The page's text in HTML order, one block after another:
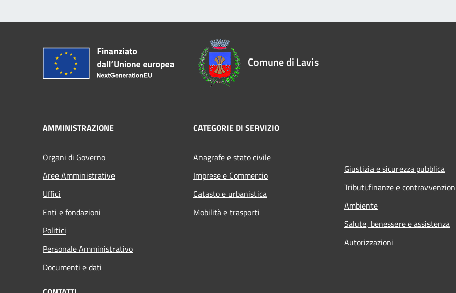
Comune di Lavis
AMMINISTRAZIONE
Organi di Governo
Aree Amministrative
Uffici
Enti e fondazioni
Politici
Personale Amministrativo
Documenti e dati
CATEGORIE DI SERVIZIO
Anagrafe e stato civile
Imprese e Commercio
Catasto e urbanistica
Mobilità e trasporti
Giustizia e sicurezza pubblica
Tributi,finanze e
Ambiente
Salute, benessere e assistenza
Autorizzazioni